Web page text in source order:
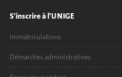
S'inscrire à l'UNIGE
Immatriculations
Démarches administratives